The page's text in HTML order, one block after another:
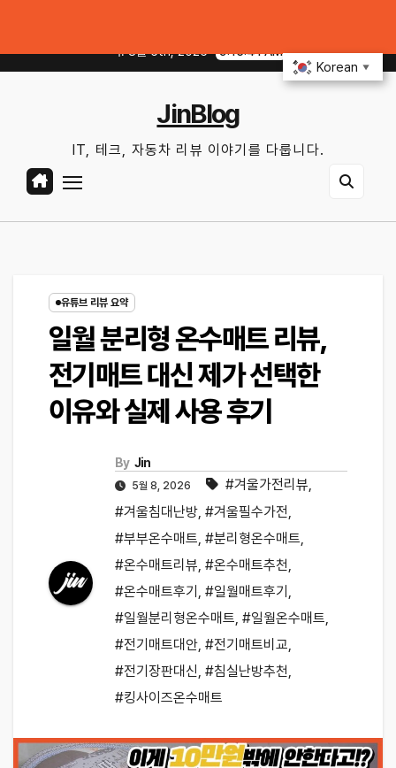
목. 8월 6th, 2026 9:15:43 AM
JinBlog
IT, 테크, 자동차 리뷰 이야기를 다룹니다.
유튜브 리뷰 요약
일월 분리형 온수매트 리뷰,
전기매트 대신 제가 선택한
이유와 실제 사용 후기
By Jin
5월 8, 2026 #겨울가전리뷰,
#겨울침대난방, #겨울필수가전,
#부부온수매트, #분리형온수매트,
#온수매트리뷰, #온수매트추천,
#온수매트후기 , #일월매트후기 ,
#일월분리형온수매트, #일월온수매트,
#전기매트대안, #전기매트비교,
#전기장판대신, #침실난방추천,
#킹사이즈온수매트
Korean ▼